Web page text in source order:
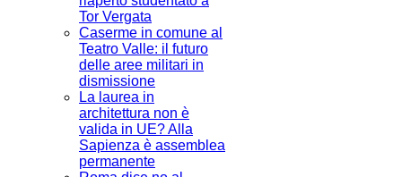
Tor Vergata
Caserme in comune al
Teatro Valle: il futuro
delle aree militari in
dismissione
La laurea in
architettura non è
valida in UE? Alla
Sapienza è assemblea
permanente